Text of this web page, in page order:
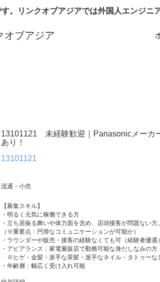
。リンクオブアジアでは外国人エンジニ
オブアジア
13101121 未経験歓迎｜Panasonicメーカ
あり！
13101121
流通・小売
【募集スキル】
・明るく元気に稼働できる方
・立ち居振る舞いや体力面を含め、店頭接客が問題ない方。
（※重要点：円滑なコミュニケーションが可能か）
・ラウンダーや販売・接客の経験なくても可（経験者優遇）
・アピアランス：家電量販店で勤務可能な身だしなみの方
※ヒゲ・金髪・派手な茶髪・派手なネイル・タトゥーな
・年齢層：幅広く受け入れ可能